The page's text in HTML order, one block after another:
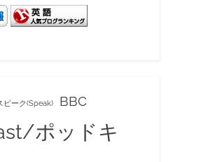
ピーク(Speak) BBC
ポッドキ